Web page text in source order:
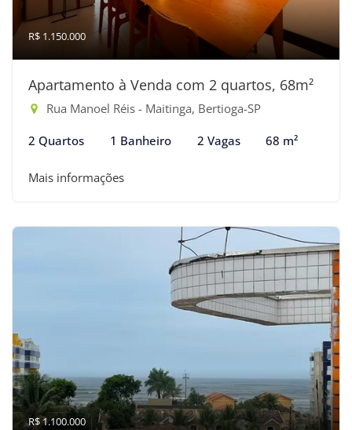
R$ 1.150.000
Apartamento à Venda com 2 quartos, 68m²
Rua Manoel Réis - Maitinga, Bertioga-SP
2 Quartos 1 Banheiro 2 Vagas 68 m²
Mais informações
R$ 1.100.000